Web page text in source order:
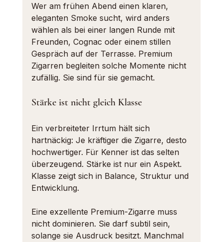
Wer am frühen Abend einen klaren,
eleganten Smoke sucht, wird anders
wählen als bei einer langen Runde mit
Freunden, Cognac oder einem stillen
Gespräch auf der Terrasse. Premium
Zigarren begleiten solche Momente nicht
zufällig. Sie sind für sie gemacht.
Stärke ist nicht gleich Klasse
Ein verbreiteter Irrtum hält sich
hartnäckig: Je kräftiger die Zigarre, desto
hochwertiger. Für Kenner ist das selten
überzeugend. Stärke ist nur ein Aspekt.
Klasse zeigt sich in Balance, Struktur und
Entwicklung.
Eine exzellente Premium-Zigarre muss
nicht dominieren. Sie darf subtil sein,
solange sie Ausdruck besitzt. Manchmal